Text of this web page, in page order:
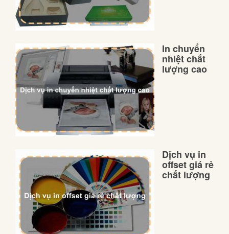
In chuyển
nhiệt chất
lượng cao
Dịch vụ in
offset giá rẻ
chất lượng